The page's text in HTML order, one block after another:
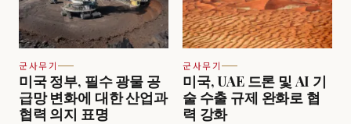
군사무기
미국 정부, 필수 광물 공
급망 변화에 대한 산업과
협력 의지 표명
군사무기
미국, UAE 드론 및 AI 기
술 수출 규제 완화로 협
력 강화